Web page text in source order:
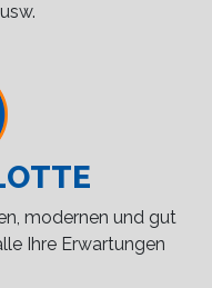
modernen und gut
Ihre Erwartungen